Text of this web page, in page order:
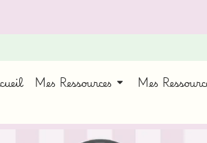
Mes Ressources Mes